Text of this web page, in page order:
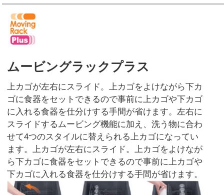
ムービングラックプラス
上カゴが左右にスライド。上カゴをよけながら下カ
ゴに食器をセットできるので事前に上カゴや下カゴ
に入れる食器を仕分けする手間が省けます。左右に
スライドするムービング機能に加え、洗う物に合わ
せて4つのスタイルに替えられる上カゴになってい
ます。上カゴが左右にスライド。上カゴをよけなが
ら下カゴに食器をセットできるので事前に上カゴや
下カゴに入れる食器を仕分けする手間が省けます。